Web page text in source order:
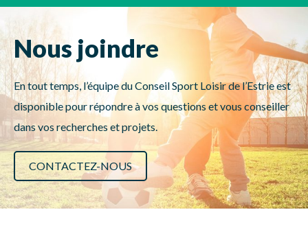
Nous joindre
En tout temps, l’équipe du Conseil Sport Loisir de l’Estrie est
disponible pour répondre à vos questions et vous conseiller
dans vos recherches et projets.
CONTACTEZ-NOUS